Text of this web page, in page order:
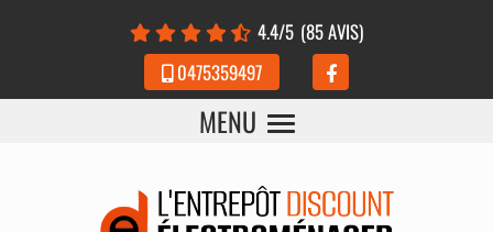
4.4/5 (85 AVIS)
0475359497
MENU